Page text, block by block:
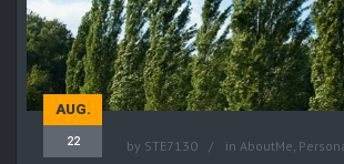
AUG.
22 by STE7130 in AboutMe,